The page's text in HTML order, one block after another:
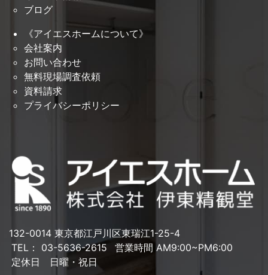
ブログ
《アイエスホームについて》
会社案内
お問い合わせ
無料現場調査依頼
資料請求
プライバシーポリシー
132-0014 東京都江戸川区東瑞江1-25-4
TEL： 03-5636-2615
営業時間 AM9:00~PM6:00
定休日 日曜・祝日